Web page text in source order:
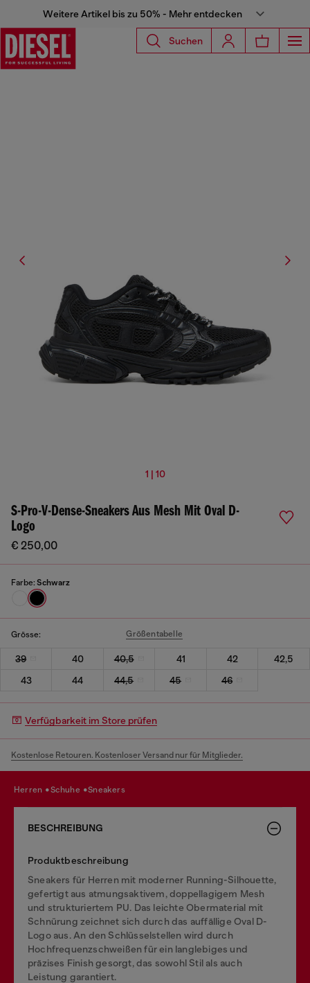
Weitere Artikel bis zu 50% - Mehr entdecken
Suchen
1 | 10
S-Pro-V-Dense-Sneakers Aus Mesh Mit Oval D-
Logo
€ 250,00
Farbe: Schwarz
Grösse: Größentabelle
39 40 40,5 41 42
42,5
43
44 44,5 45 46
Verfügbarkeit im Store prüfen
Kostenlose Retouren. Kostenloser Versand nur für Mitglieder.
herren schuhe sneakers
BESCHREIBUNG
Produktbeschreibung
Sneakers für Herren mit moderner Running-Silhouette,
gefertigt aus atmungsaktivem, doppellagigem Mesh
und strukturiertem PU. Das leichte Obermaterial mit
Schnürung zeichnet sich durch das auffällige Oval D-
Logo aus. An den Schlüsselstellen wird durch
Hochfrequenzschweißen für ein langlebiges und
präzises Finish gesorgt, das sowohl Stil als auch
Leistung garantiert.